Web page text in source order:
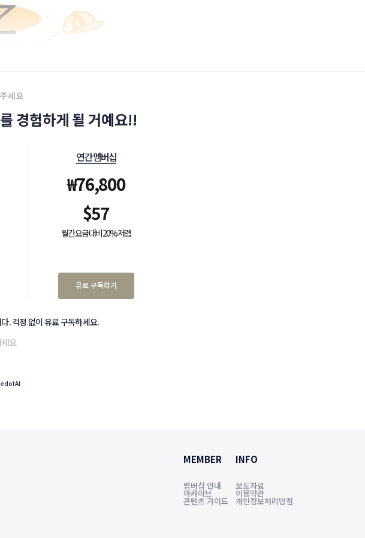
세요
경험하게 될 거예요!!
연간 멤버십
₩76,800
$57
월간 요금 대비 20% 저렴
유료 구독하기
. 걱정 없이 유료 구독하세요.
요
MEMBER
멤버십 안내
아카이브
콘텐츠 가이드
INFO
보도자료
이용약관
개인정보처리방침